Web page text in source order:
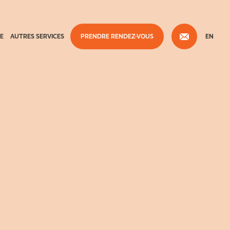
AUTRES SERVICES PRENDRE RENDEZ-VOUS EN